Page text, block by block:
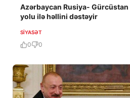
Azərbaycan Rusiya-
yolu ilə həllini dəstəyir
SIYASƏT
0 0